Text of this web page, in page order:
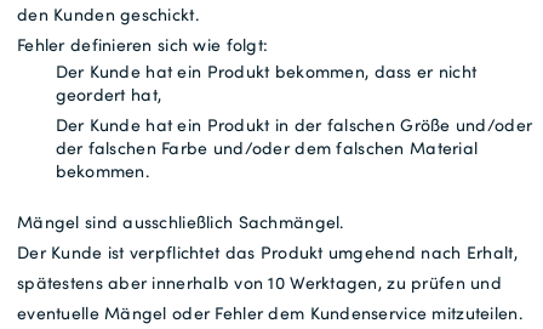
den Kunden geschickt.
Fehler definieren sich wie folgt:
Der Kunde hat ein Produkt bekommen, dass er nicht
geordert hat,
Der Kunde hat ein Produkt in der falschen Größe und/oder
der falschen Farbe und/oder dem falschen Material
bekommen.
Mängel sind ausschließlich Sachmängel.
Der Kunde ist verpflichtet das Produkt umgehend nach Erhalt,
spätestens aber innerhalb von 10 Werktagen, zu prüfen und
eventuelle Mängel oder Fehler dem Kundenservice mitzuteilen.